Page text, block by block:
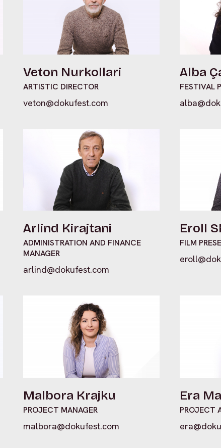
Veton Nurkollari
ARTISTIC DIRECTOR
veton@dokufest.com
Alba
FESTIVAL
Arlind Kirajtani
ADMINISTRATION AND FINANCE
MANAGER
arlind@dokufest.com
Eroll
FILM
Malbora Krajku
PROJECT MANAGER
malbora@dokufest.com
Era
PROJECT